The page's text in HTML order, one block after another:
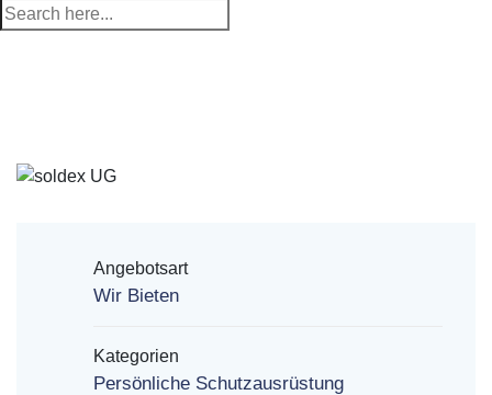
Angebotsart
Wir Bieten
Kategorien
Persönliche Schutzausrüstung